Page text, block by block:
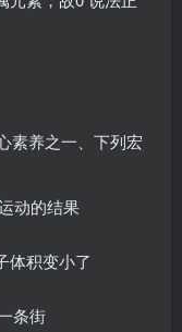
素养之一、下列宏
动的结果
体积变小了
条街